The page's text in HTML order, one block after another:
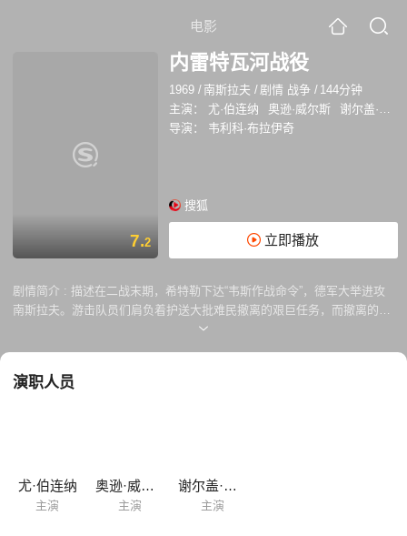
电影
7.2
内雷特瓦河战役
1969 / 南斯拉夫 /剧情 战争 / 144分钟
主演：
尤·伯连纳 奥逊·威尔斯
谢尔盖·邦达尔丘克
导演：
韦利科·布拉伊奇
搜狐
立即播放
剧情简介 : 描述在二战末期，希特勒下达“韦斯作战命令”，德军大举进攻
南斯拉夫。游击队员们肩负着护送大批难民撤离的艰巨任务，而撤离的关
键是跨越纳若维河的大桥，德军已始经从四处调兵遣将至河畔，企图一举
演职人员
尤·伯连纳
主演
奥逊·威尔斯
主演
谢尔盖·邦达尔丘克
主演